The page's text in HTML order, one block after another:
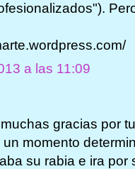
a las 11:09
gracias por
momento
su rabia e ira